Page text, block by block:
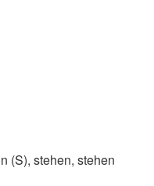
(S)​, stehen, stehen